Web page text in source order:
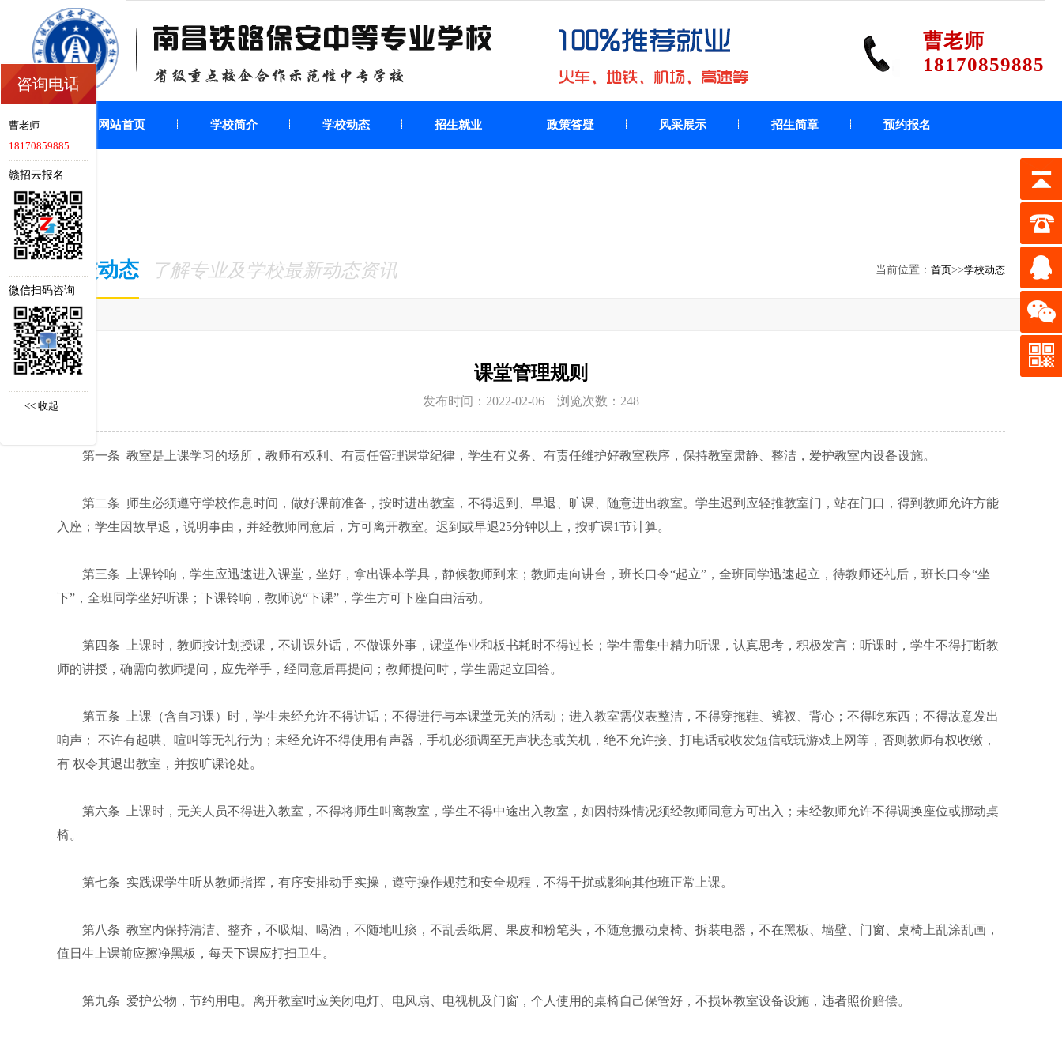
曹老师
18170859885
网站首页 学校简介 学校动态 招生就业 政策答疑 风采展示 招生简章 预约报名
学校动态 了解专业及学校最新动态资讯 当前位置： 首页>>学校动态
课堂管理规则
发布时间：2022-02-06 浏览次数：248
第一条 教室是上课学习的场所，教师有权利、有责任管理课堂纪律，学生有义务、有责任维护好教室秩序，保持教室肃静、整洁，爱护教室内设备设施。
第二条 师生必须遵守学校作息时间，做好课前准备，按时进出教室，不得迟到、早退、旷课、随意进出教室。学生迟到应轻推教室门，站在门口，得到教师允许方能
入座；学生因故早退，说明事由，并经教师同意后，方可离开教室。迟到或早退25分钟以上，按旷课1节计算。
第三条 上课铃响，学生应迅速进入课堂，坐好，拿出课本学具，静候教师到来；教师走向讲台，班长口令“起立”，全班同学迅速起立，待教师还礼后，班长口令“坐
下”，全班同学坐好听课；下课铃响，教师说“下课”，学生方可下座自由活动。
第四条 上课时，教师按计划授课，不讲课外话，不做课外事，课堂作业和板书耗时不得过长；学生需集中精力听课，认真思考，积极发言；听课时，学生不得打断教
师的讲授，确需向教师提问，应先举手，经同意后再提问；教师提问时，学生需起立回答。
第五条 上课（含自习课）时，学生未经允许不得讲话；不得进行与本课堂无关的活动；进入教室需仪表整洁，不得穿拖鞋、裤衩、背心；不得吃东西；不得故意发出
响声； 不许有起哄、喧叫等无礼行为；未经允许不得使用有声器，手机必须调至无声状态或关机，绝不允许接、打电话或收发短信或玩游戏上网等，否则教师有权收缴，
有 权令其退出教室，并按旷课论处。
第六条 上课时，无关人员不得进入教室，不得将师生叫离教室，学生不得中途出入教室，如因特殊情况须经教师同意方可出入；未经教师允许不得调换座位或挪动桌
椅。
第七条 实践课学生听从教师指挥，有序安排动手实操，遵守操作规范和安全规程，不得干扰或影响其他班正常上课。
第八条 教室内保持清洁、整齐，不吸烟、喝酒，不随地吐痰，不乱丢纸屑、果皮和粉笔头，不随意搬动桌椅、拆装电器，不在黑板、墙壁、门窗、桌椅上乱涂乱画，
值日生上课前应擦净黑板，每天下课应打扫卫生。
第九条 爱护公物，节约用电。离开教室时应关闭电灯、电风扇、电视机及门窗，个人使用的桌椅自己保管好，不损坏教室设备设施，违者照价赔偿。
咨询电话
曹老师
18170859885
赣招云报名
微信扫码咨询
<< 收起